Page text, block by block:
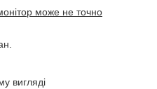
може не точно
вигляді